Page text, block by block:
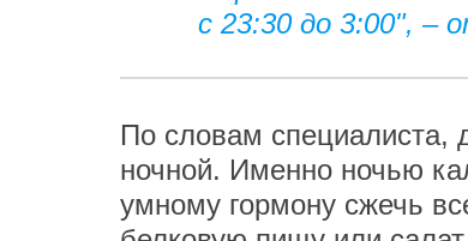
с 23:30 до 3:00", –
По словам специалиста,
ночной. Именно ночью
умному гормону сжечь